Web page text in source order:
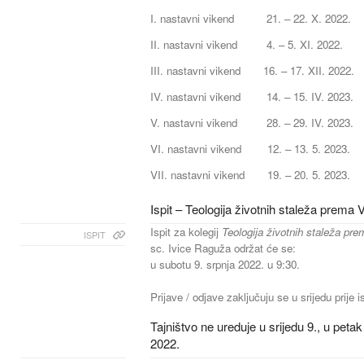
I. nastavni vikend 21. – 22. X. 2022.
II. nastavni vikend 4. – 5. XI. 2022.
III. nastavni vikend 16. – 17. XII. 2022.
IV. nastavni vikend 14. – 15. IV. 2023.
V. nastavni vikend 28. – 29. IV. 2023.
VI. nastavni vikend 12. – 13. 5. 2023.
VII. nastavni vikend 19. – 20. 5. 2023.
Ispit – Teologija životnih staleža prema
ISPIT Ispit za kolegij Teologija životnih staleža
sc. Ivice Raguža održat će se:
u subotu 9. srpnja 2022. u 9:30.
Prijave / odjave zaključuju se u srijedu prije
Tajništvo ne ureduje u srijedu 9., u
2022.